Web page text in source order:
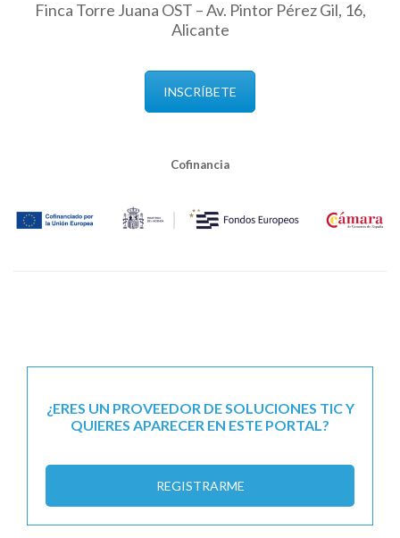
Finca Torre Juana OST – Av. Pintor Pérez Gil, 16,
Alicante
INSCRÍBETE
Cofinancia
¿ERES UN PROVEEDOR DE SOLUCIONES TIC Y
QUIERES APARECER EN ESTE PORTAL?
REGISTRARME